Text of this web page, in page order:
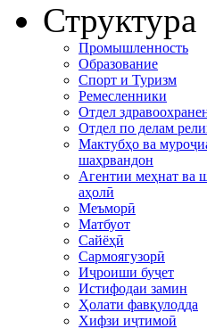
Структура
Промышленность
Образование
Спорт и Туризм
Ремесленники
Отдел
Отдел по делам
Мактубҳо ва
шаҳрвандон
Агентии меҳнат ва
аҳолӣ
Меъморӣ
Матбуот
Сайёҳӣ
Сармоягузорӣ
Иҷроиши буҷет
Истифодаи замин
Ҳолати фавқулодда
Хифзи иҷтимоӣ